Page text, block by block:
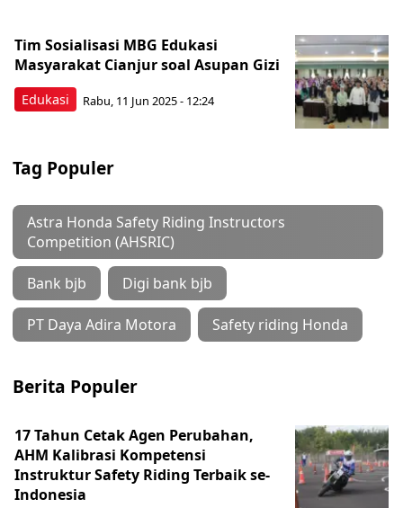
Edukasi
Tim Sosialisasi MBG Edukasi
Masyarakat Cianjur soal Asupan Gizi
Rabu, 11 Jun 2025 - 12:24
Tag Populer
Astra Honda Safety Riding Instructors
Competition (AHSRIC)
Bank bjb Digi bank bjb
PT Daya Adira Motora Safety riding Honda
Berita Populer
17 Tahun Cetak Agen Perubahan,
AHM Kalibrasi Kompetensi
Instruktur Safety Riding Terbaik se-
Indonesia